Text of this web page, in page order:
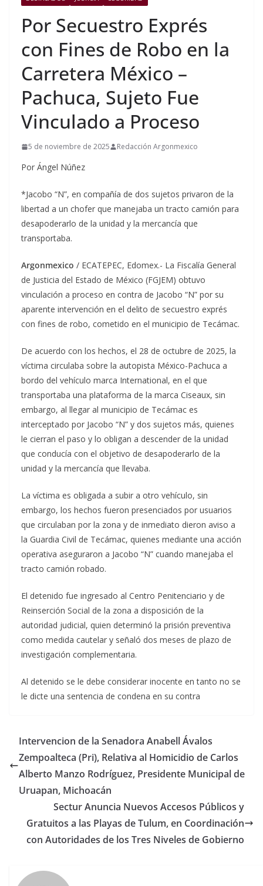
Por Secuestro Exprés
con Fines de Robo en la
Carretera México –
Pachuca, Sujeto Fue
Vinculado a Proceso
5 de noviembre de 2025 Redacción Argonmexico
Por Ángel Núñez
*Jacobo “N”, en compañía de dos sujetos privaron de la
libertad a un chofer que manejaba un tracto camión para
desapoderarlo de la unidad y la mercancía que
transportaba.
Argonmexico / ECATEPEC, Edomex.- La Fiscalía General
de Justicia del Estado de México (FGJEM) obtuvo
vinculación a proceso en contra de Jacobo “N” por su
aparente intervención en el delito de secuestro exprés
con fines de robo, cometido en el municipio de Tecámac.
De acuerdo con los hechos, el 28 de octubre de 2025, la
víctima circulaba sobre la autopista México-Pachuca a
bordo del vehículo marca International, en el que
transportaba una plataforma de la marca Ciseaux, sin
embargo, al llegar al municipio de Tecámac es
interceptado por Jacobo “N” y dos sujetos más, quienes
le cierran el paso y lo obligan a descender de la unidad
que conducía con el objetivo de desapoderarlo de la
unidad y la mercancía que llevaba.
La víctima es obligada a subir a otro vehículo, sin
embargo, los hechos fueron presenciados por usuarios
que circulaban por la zona y de inmediato dieron aviso a
la Guardia Civil de Tecámac, quienes mediante una acción
operativa aseguraron a Jacobo “N” cuando manejaba el
tracto camión robado.
El detenido fue ingresado al Centro Penitenciario y de
Reinserción Social de la zona a disposición de la
autoridad judicial, quien determinó la prisión preventiva
como medida cautelar y señaló dos meses de plazo de
investigación complementaria.
Al detenido se le debe considerar inocente en tanto no se
le dicte una sentencia de condena en su contra
Intervencion de la Senadora Anabell Ávalos
Zempoalteca (Pri), Relativa al Homicidio de Carlos
Alberto Manzo Rodríguez, Presidente Municipal de
Uruapan, Michoacán
Sectur Anuncia Nuevos Accesos Públicos y
Gratuitos a las Playas de Tulum, en Coordinación
con Autoridades de los Tres Niveles de Gobierno